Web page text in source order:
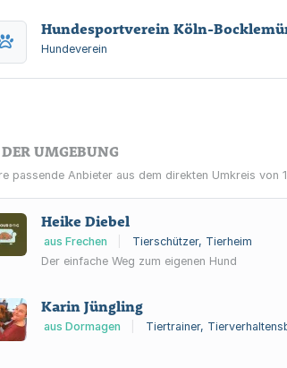
Hundesportverein Köln-
Hundeverein
UMGEBUNG
passende Anbieter aus dem direkten Umkreis von
Heike Diebel
aus Frechen
Tierschützer, Tierheim
Der einfache Weg zum eigenen Hund
Karin Jüngling
aus Dormagen Tiertrainer,